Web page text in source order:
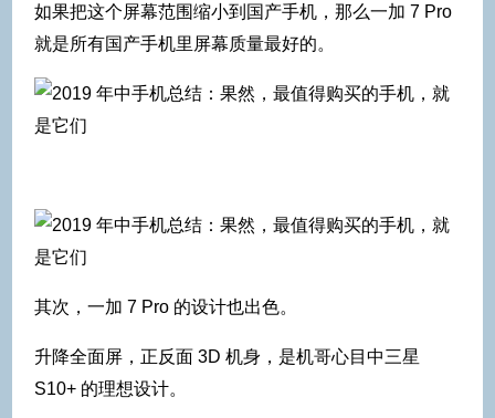
如果把这个屏幕范围缩小到国产手机，那么一加 7 Pro
就是所有国产手机里屏幕质量最好的。
其次，一加 7 Pro 的设计也出色。
升降全面屏，正反面 3D 机身，是机哥心目中三星
S10+ 的理想设计。